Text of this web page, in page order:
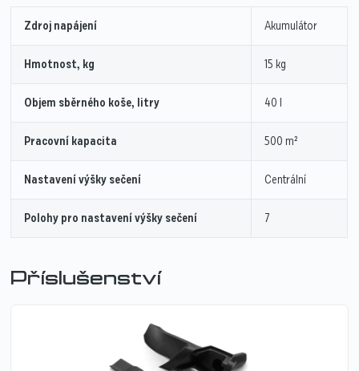
Zdroj napájení Akumulátor
Hmotnost, kg 15 kg
Objem sběrného koše, litry 40 l
Pracovní kapacita 500 m²
Nastavení výšky sečení Centrální
Polohy pro nastavení výšky sečení 7
Příslušenství